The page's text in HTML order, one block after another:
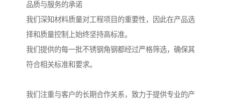
品质与服务的承诺
我们深知材料质量对工程项目的重要性，因此在产品选
择和质量控制上始终坚持高标准。
我们提供的每一批不锈钢角钢都经过严格筛选，确保其
符合相关标准和要求。
我们注重与客户的长期合作关系，致力于提供专业的产